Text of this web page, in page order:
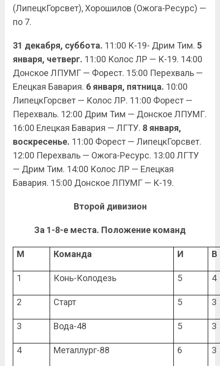
(ЛипецкГорсвет), Хорошилов (Ожога-Ресурс) —
по 7.
31 декабря, суббота. 11:00 К-19- Дрим Тим. 5
января, четверг. 11:00 Колос ЛР — К-19. 14:00
Донское ЛПУМГ — Форест. 15:00 Перехваль —
Елецкая Бавария. 6 января, пятница. 10:00
ЛипецкГорсвет — Колос ЛР. 11:00 Форест —
Перехваль. 12:00 Дрим Тим — Донское ЛПУМГ.
16:00 Елецкая Бавария — ЛГТУ. 8 января,
воскресенье. 11:00 Форест — ЛипецкГорсвет.
12:00 Перехваль — Ожога-Ресурс. 13:00 ЛГТУ
— Дрим Тим. 14:00 Колос ЛР — Елецкая
Бавария. 15:00 Донское ЛПУМГ — К-19.
Второй дивизион
За 1-8-е места. Положение команд
М Команда И В
1 Конь-Колодезь 5 4
2 Старт 5 3
3 Вода-48 5 3
4 Металлург-88 6 3